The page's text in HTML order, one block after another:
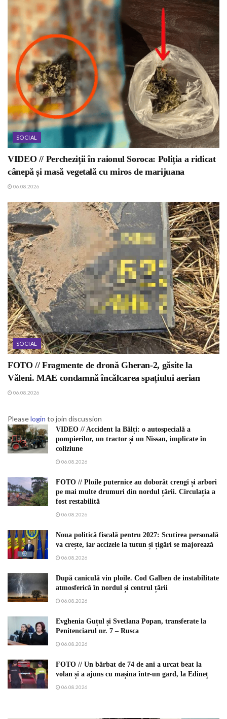
SOCIAL
VIDEO // Percheziții în raionul Soroca: Poliția a ridicat
cânepă și masă vegetală cu miros de marijuana
06.08.2026
SOCIAL
FOTO // Fragmente de dronă Gheran-2, găsite la
Văleni. MAE condamnă încălcarea spațiului aerian
06.08.2026
Pleaselogin to join discussion
VIDEO // Accident la Bălți: o autospecială a
pompierilor, un tractor și un Nissan, implicate în
coliziune
06.08.2026
FOTO // Ploile puternice au doborât crengi și arbori
pe mai multe drumuri din nordul țării. Circulația a
fost restabilită
06.08.2026
Noua politică fiscală pentru 2027: Scutirea personală
va crește, iar accizele la tutun și țigări se majorează
06.08.2026
După caniculă vin ploile. Cod Galben de instabilitate
atmosferică în nordul și centrul țării
06.08.2026
Evghenia Guțul și Svetlana Popan, transferate la
Penitenciarul nr. 7 – Rusca
06.08.2026
FOTO // Un bărbat de 74 de ani a urcat beat la
volan și a ajuns cu mașina într-un gard, la Edineț
06.08.2026